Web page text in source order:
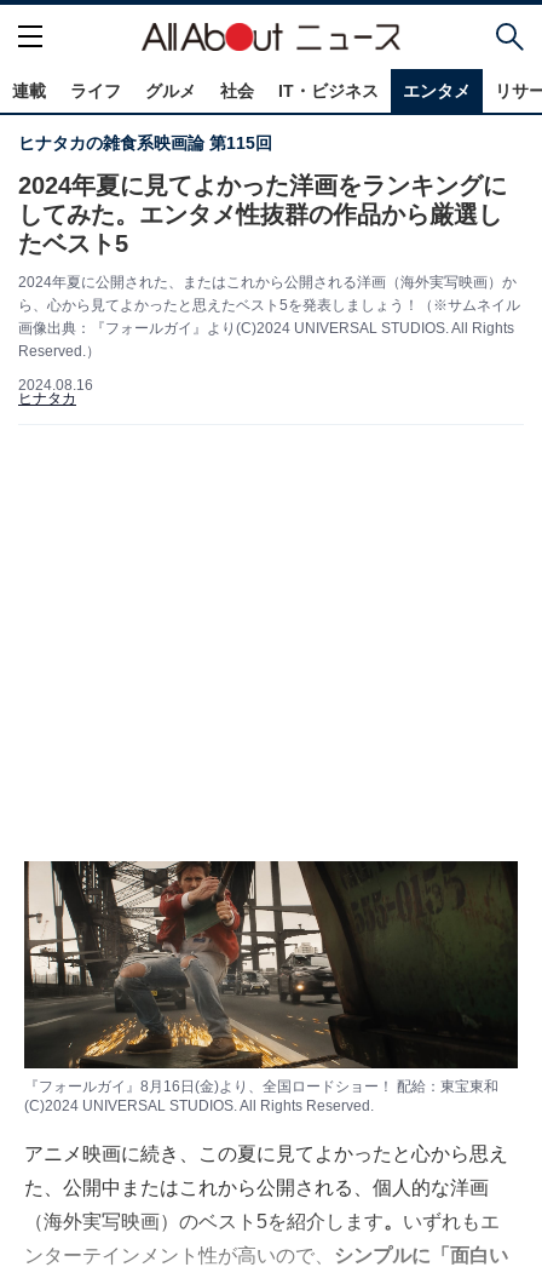
連載 ライフ グルメ 社会 IT・ビジネス エンタメ リサ
ヒナタカの雑食系映画論 第115回
2024年夏に見てよかった洋画をランキングに
してみた。エンタメ性抜群の作品から厳選し
たベスト5
2024年夏に公開された、またはこれから公開される洋画（海外実写映画）か
ら、心から見てよかったと思えたベスト5を発表しましょう！（※サムネイル
画像出典：『フォールガイ』より(C)2024 UNIVERSAL STUDIOS. All Rights
Reserved.）
2024.08.16
ヒナタカ
『フォールガイ』8月16日(金)より、全国ロードショー！ 配給：東宝東和
(C)2024 UNIVERSAL STUDIOS. All Rights Reserved.
アニメ映画に続き、この夏に見てよかったと心から思え
た、公開中またはこれから公開される、個人的な洋画
（海外実写映画）のベスト5を紹介します。 いずれもエ
ンターテインメント性が高いので、
シンプルに「面白い